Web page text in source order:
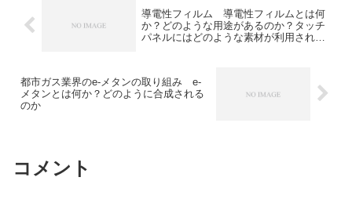
きます。
導電性フィルム 導電性フィルムとは何
か？どのような用途があるのか？タッチ
パネルにはどのような素材が利用されて
都市ガス業界のe-メタンの取り組み e-
メタンとは何か？どのように合成される
のか
コメント